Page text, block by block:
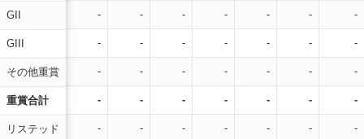
GII
GIII
その他重賞
重賞合計
リステッド
- - - - - - -
- - - - - - -
- - - - - - -
- - - - - - -
- - - - - - -